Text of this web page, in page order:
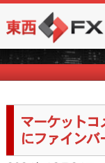
東西FX｜海外FX
マー
マーケット
にファインバ